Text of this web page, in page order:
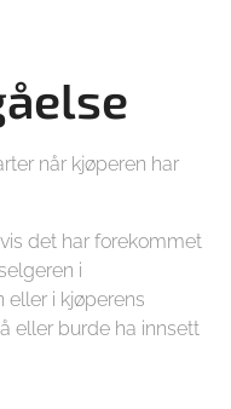
når kjøperen har
det har forekommet
i
eller i kjøperens
eller burde ha innsett